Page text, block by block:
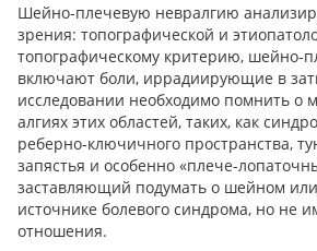
Шейно-плечевую невралгию
зрения: топографической и
топографическому критерию, шейно-
включают боли, иррадиирующие в
исследовании необходимо помнить о
алгиях этих областей, таких, как
реберно-ключичного пространства,
запястья и особенно «плече-
заставляющий подумать о шейном
источнике болевого синдрома, но не
отношения.